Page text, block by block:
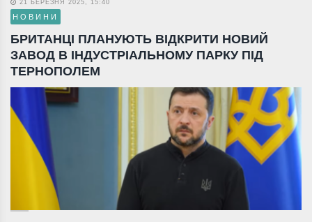
21 БЕРЕЗНЯ 2025, 15:40
НОВИНИ
БРИТАНЦІ ПЛАНУЮТЬ ВІДКРИТИ НОВИЙ
ЗАВОД В ІНДУСТРІАЛЬНОМУ ПАРКУ ПІД
ТЕРНОПОЛЕМ